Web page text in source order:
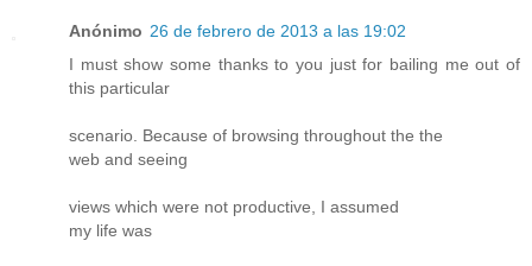
Anónimo 26 de febrero de 2013 a las 19:02
I must show some thanks to you just for bailing me out of
this particular
scenario. Because of browsing throughout the the
web and seeing
views which were not productive, I assumed
my life was